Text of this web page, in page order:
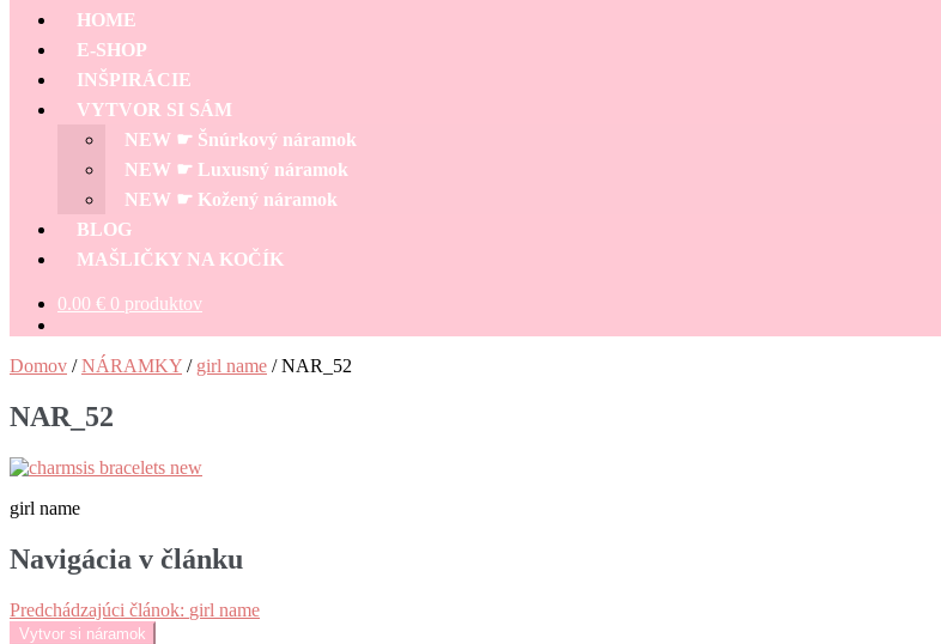
HOME
E-SHOP
INŠPIRÁCIE
VYTVOR SI SÁM
NEW ☛ Šnúrkový náramok
NEW ☛ Luxusný náramok
NEW ☛ Kožený náramok
BLOG
MAŠLIČKY NA KOČÍK
0.00 € 0 produktov
Domov /NÁRAMKY / girl name /NAR_52
NAR_52
girl name
Navigácia v článku
Predchádzajúci článok: girl name
Vytvor si náramok